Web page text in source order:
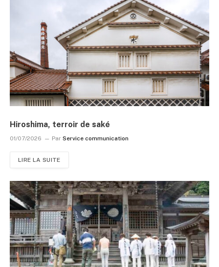
Hiroshima, terroir de saké
01/07/2026 Par Service communication
LIRE LA SUITE